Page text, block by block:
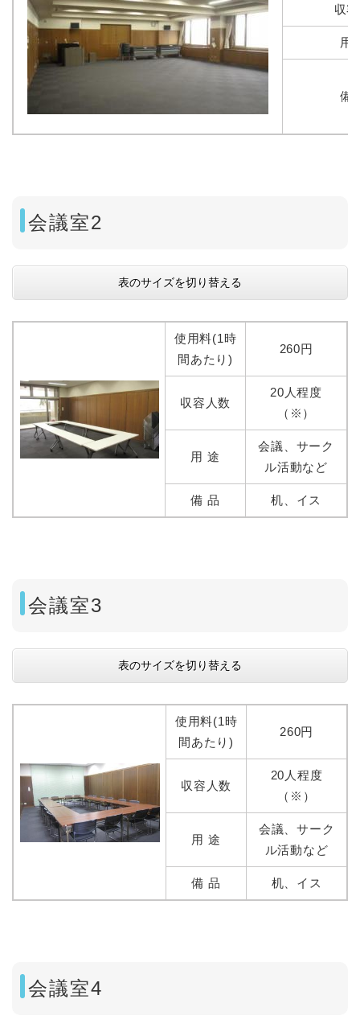
収
用
備
会議室2
表のサイズを切り替える
使用料(1時
間あたり)
260円
収容人数
20人程度
（※）
用 途
会議、サーク
ル活動など
備 品 机、イス
会議室3
表のサイズを切り替える
使用料(1時
間あたり)
260円
収容人数
20人程度
（※）
用 途
会議、サーク
ル活動など
備 品 机、イス
会議室4